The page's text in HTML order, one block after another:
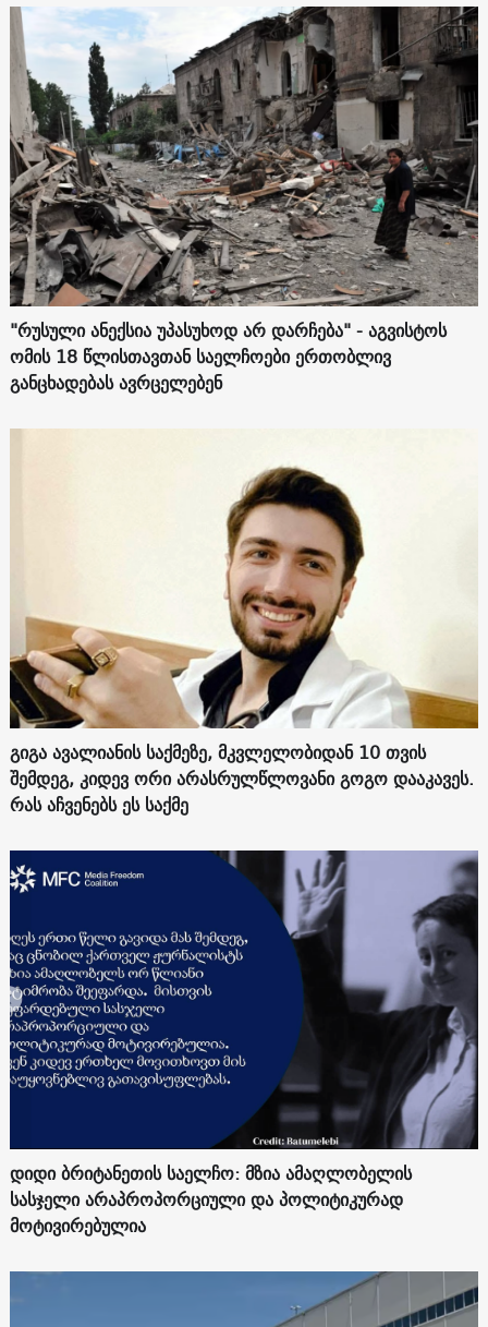
"რუსული ანექსია უპასუხოდ არ დარჩება" - აგვისტოს
ომის 18 წლისთავთან საელჩოები ერთობლივ
განცხადებას ავრცელებენ
გიგა ავალიანის საქმეზე, მკვლელობიდან 10 თვის
შემდეგ, კიდევ ორი არასრულწლოვანი გოგო დააკავეს.
რას აჩვენებს ეს საქმე
დიდი ბრიტანეთის საელჩო: მზია ამაღლობელის
სასჯელი არაპროპორციული და პოლიტიკურად
მოტივირებულია